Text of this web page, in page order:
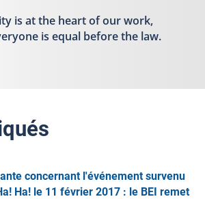
is at the heart of our work,
is equal before the law.
concernant l'événement survenu
Ha! le 11 février 2017 : le BEI remet